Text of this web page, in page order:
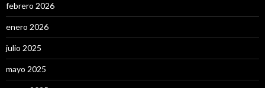
febrero 2026
enero 2026
julio 2025
mayo 2025